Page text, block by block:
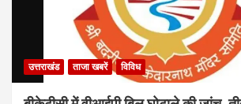
उत्तराखंड ताजा खबरें विविध